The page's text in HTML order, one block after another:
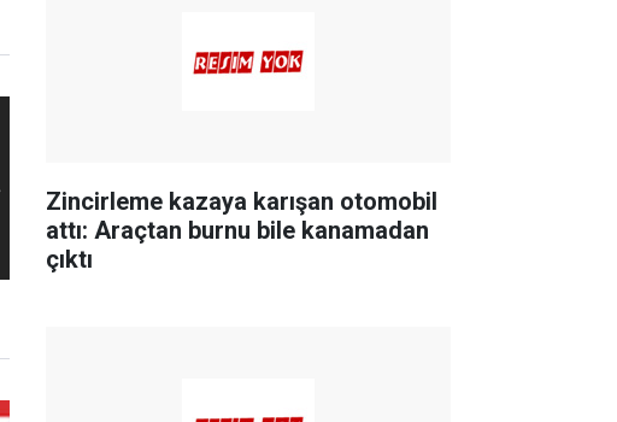
Zincirleme kazaya karışan otomobil
attı: Araçtan burnu bile kanamadan
çıktı